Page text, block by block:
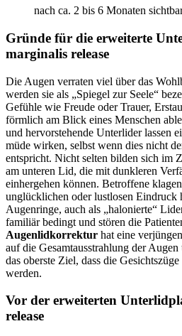
nach ca. 2 bis 6 Monaten
Gründe für die erweiterte
marginalis release
Die Augen verraten viel über das
werden sie als „Spiegel zur Seele“
Gefühle wie Freude oder Trauer,
förmlich am Blick eines Menschen
und hervorstehende Unterlider lassen
müde wirken, selbst wenn dies nicht
entspricht. Nicht selten bilden sich im
am unteren Lid, die mit dunkleren
einhergehen können. Betroffene
unglücklichen oder lustlosen Eindruck
Augenringe, auch als „halonierte“
familiär bedingt und stören die
Augenlidkorrektur hat eine
auf die Gesamtausstrahlung der
das oberste Ziel, dass die
werden.
Vor der erweiterten
release